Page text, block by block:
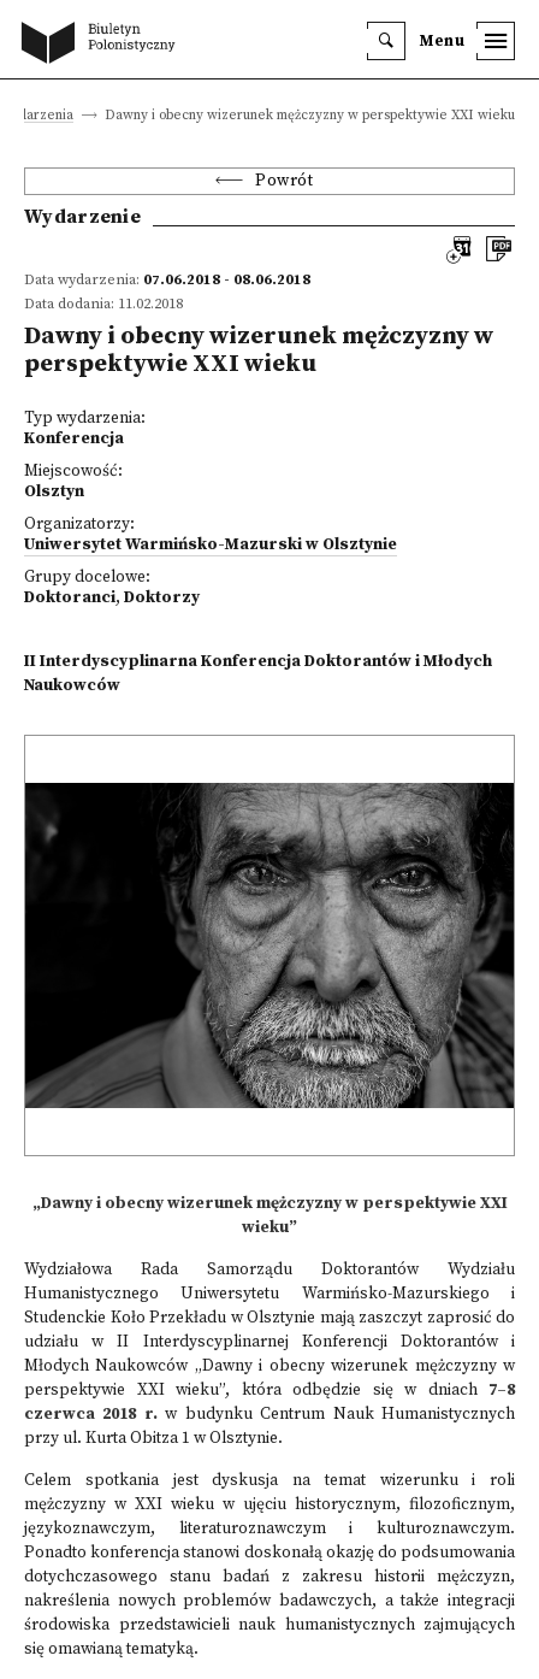
Menu
Dawny i obecny wizerunek mężczyzny w perspektywie XXI wieku
Powrót
Wydarzenie
Data wydarzenia: 07.06.2018 - 08.06.2018
Data dodania: 11.02.2018
Dawny i obecny wizerunek mężczyzny w
perspektywie XXI wieku
Typ wydarzenia:
Konferencja
Miejscowość:
Olsztyn
Organizatorzy:
Uniwersytet Warmińsko-Mazurski w Olsztynie
Grupy docelowe:
Doktoranci, Doktorzy
II Interdyscyplinarna Konferencja Doktorantów i Młodych
Naukowców
„Dawny i obecny wizerunek mężczyzny w perspektywie XXI
wieku”
Wydziałowa Rada Samorządu Doktorantów Wydziału
Humanistycznego Uniwersytetu Warmińsko-Mazurskiego i
Studenckie Koło Przekładu w Olsztynie mają zaszczyt zaprosić do
udziału w II Interdyscyplinarnej Konferencji Doktorantów i
Młodych Naukowców „Dawny i obecny wizerunek mężczyzny w
perspektywie XXI wieku”, która odbędzie się w dniach 7–8
czerwca 2018 r.w budynku Centrum Nauk Humanistycznych
przy ul. Kurta Obitza 1 w Olsztynie.
Celem spotkania jest dyskusja na temat wizerunku i roli
mężczyzny w XXI wieku w ujęciu historycznym, filozoficznym,
językoznawczym, literaturoznawczym i kulturoznawczym.
Ponadto konferencja stanowi doskonałą okazję do podsumowania
dotychczasowego stanu badań z zakresu historii mężczyzn,
nakreślenia nowych problemów badawczych, a także integracji
środowiska przedstawicieli nauk humanistycznych zajmujących
się omawianą tematyką.